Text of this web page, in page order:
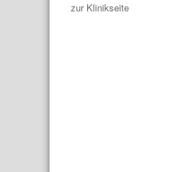
zur Klinikseite